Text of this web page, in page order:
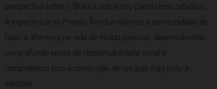
perspectiva sobre o Brasil e sobre seu papel como cidadãos.
A experiência no Projeto Rondon oferece a oportunidade de
fazer a diferença na vida de muitas pessoas, desenvolvendo
um profundo senso de responsabilidade social e
compromisso com a construção de um país mais justo e
solidário.